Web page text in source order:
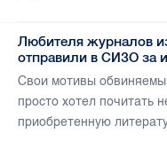
Любителя журналов
отправили в СИЗО за
Свои мотивы
просто хотел почитать
приобретенную